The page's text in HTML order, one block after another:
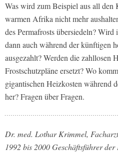
Was wird zum Beispiel aus all
warmen Afrika nicht mehr
des Permafrosts übersiedeln?
dann auch während der künftigen
ausgezahlt? Werden die zahllosen
Frostschutzpläne ersetzt? Wo
gigantischen Heizkosten während
her? Fragen über Fragen.
Dr. med. Lothar Krimmel,
1992 bis 2000 Geschäftsführer der